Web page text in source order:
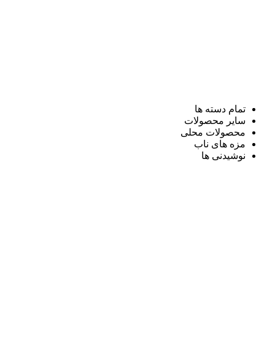
تمام دسته ها
سایر محصولات
محصولات محلی
مزه های ناب
نوشیدنی ها